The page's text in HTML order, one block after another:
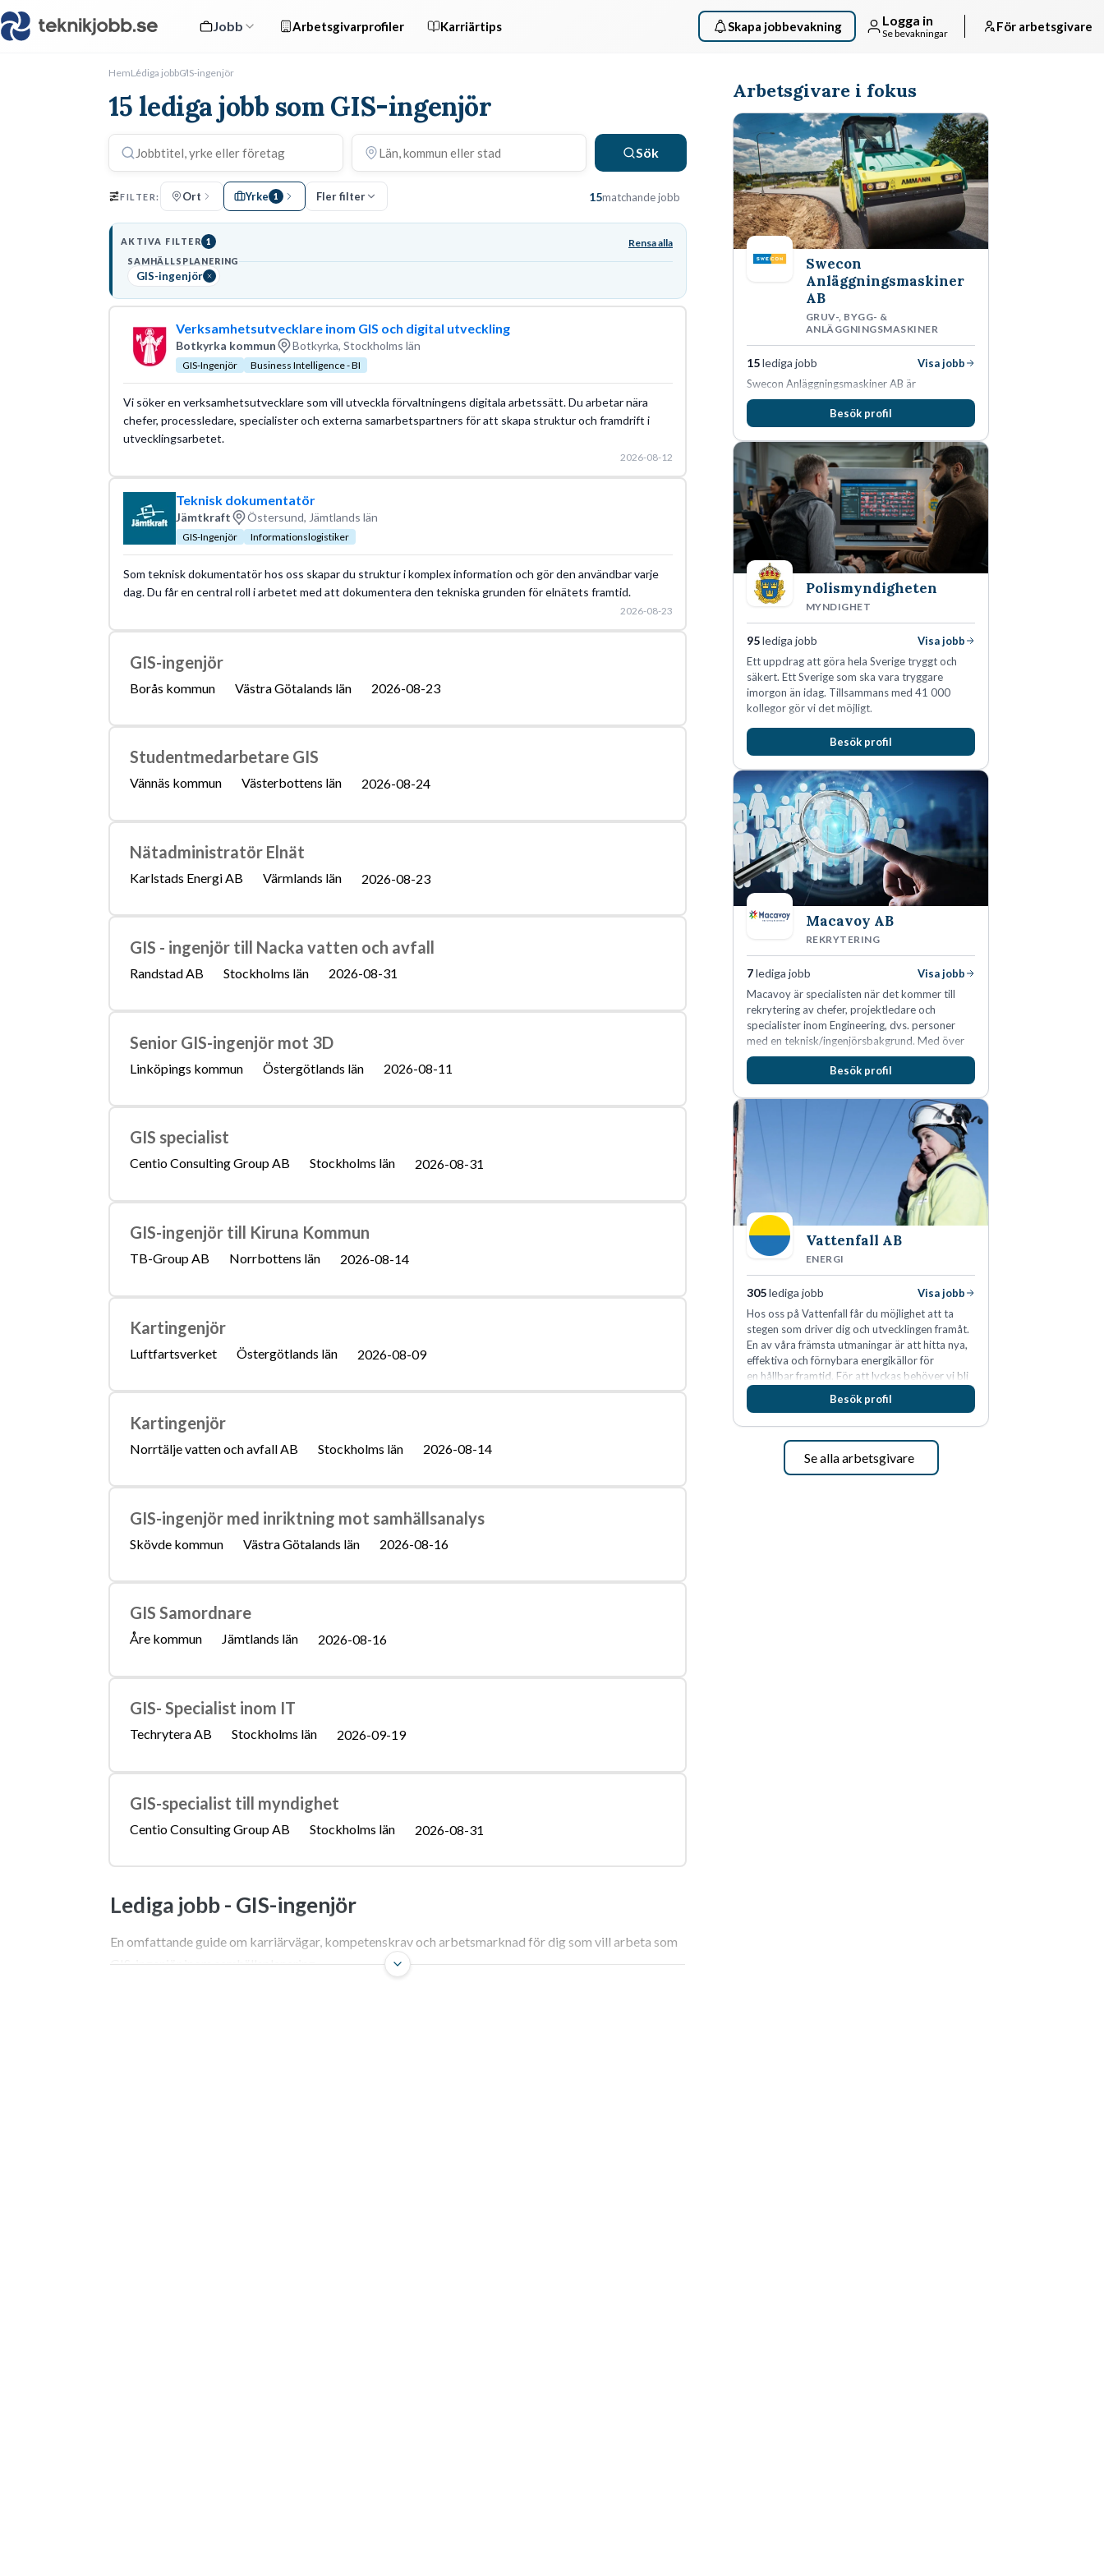
Jobb Arbetsgivarprofiler Karriärtips Skapa jobbevakning Logga in
Se bevakningar För arbetsgivare
HemLediga jobbGIS-ingenjör
15 lediga jobb som GIS-ingenjör
Sök
FILTER: Ort Yrke 1 Fler filter 15matchande jobb
AKTIVA FILTER 1 Rensa alla
SAMHÄLLSPLANERING
GIS-ingenjör
Verksamhetsutvecklare inom GIS och digital utveckling
Botkyrka kommun Botkyrka, Stockholms län
GIS-Ingenjör Business Intelligence - BI
Vi söker en verksamhetsutvecklare som vill utveckla förvaltningens digitala arbetssätt. Du arbetar nära
chefer, processledare, specialister och externa samarbetspartners för att skapa struktur och framdrift i
utvecklingsarbetet.
2026-08-12
Teknisk dokumentatör
Jämtkraft Östersund, Jämtlands län
GIS-Ingenjör Informationslogistiker
Som teknisk dokumentatör hos oss skapar du struktur i komplex information och gör den användbar varje
dag. Du får en central roll i arbetet med att dokumentera den tekniska grunden för elnätets framtid.
2026-08-23
GIS-ingenjör
Borås kommun Västra Götalands län 2026-08-23
Studentmedarbetare GIS
Vännäs kommun Västerbottens län 2026-08-24
Nätadministratör Elnät
Karlstads Energi AB Värmlands län 2026-08-23
GIS - ingenjör till Nacka vatten och avfall
Randstad AB Stockholms län 2026-08-31
Senior GIS-ingenjör mot 3D
Linköpings kommun Östergötlands län 2026-08-11
GIS specialist
Centio Consulting Group AB Stockholms län 2026-08-31
GIS-ingenjör till Kiruna Kommun
TB-Group AB Norrbottens län 2026-08-14
Kartingenjör
Luftfartsverket Östergötlands län 2026-08-09
Kartingenjör
Norrtälje vatten och avfall AB Stockholms län 2026-08-14
GIS-ingenjör med inriktning mot samhällsanalys
Skövde kommun Västra Götalands län 2026-08-16
GIS Samordnare
Åre kommun Jämtlands län 2026-08-16
GIS- Specialist inom IT
Techrytera AB Stockholms län 2026-09-19
GIS-specialist till myndighet
Centio Consulting Group AB Stockholms län 2026-08-31
Lediga jobb - GIS-ingenjör
En omfattande guide om karriärvägar, kompetenskrav och arbetsmarknad för dig som vill arbeta som
GIS-ingenjör inom samhällsplanering.
Arbetsgivare i fokus
Swecon
Anläggningsmaskiner
AB
GRUV-, BYGG- &
ANLÄGGNINGSMASKINER
15lediga jobb
Visa jobb
Swecon Anläggningsmaskiner AB är
återförsäljare av Volvo Construction Equipment
i Sverige, Estland, Lettland, Litauen samt delar
av Tyskland.
Besök profil
Polismyndigheten
MYNDIGHET
95lediga jobb
Visa jobb
Ett uppdrag att göra hela Sverige tryggt och
säkert. Ett Sverige som ska vara tryggare
imorgon än idag. Tillsammans med 41 000
kollegor gör vi det möjligt.
Besök profil
Macavoy AB
REKRYTERING
7lediga jobb
Visa jobb
Macavoy är specialisten när det kommer till
rekrytering av chefer, projektledare och
specialister inom Engineering, dvs. personer
med en teknisk/ingenjörsbakgrund. Med över
15 års erfarenhet och 400 lyckade
rekryteringar kan Macavoy erbjuda
konsultation i en rekrytering som gör skillnad.
Besök profil
Vattenfall AB
ENERGI
305lediga jobb
Visa jobb
Hos oss på Vattenfall får du möjlighet att ta
stegen som driver dig och utvecklingen framåt.
En av våra främsta utmaningar är att hitta nya,
effektiva och förnybara energikällor för
en hållbar framtid. För att lyckas behöver vi bli
fler medarbetare som vill göra skillnad.
Besök profil
Se alla arbetsgivare